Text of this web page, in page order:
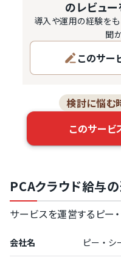
版・パッケージ版の3つ
応ができるAPI導入もで
加えてクラウド版とサブ
のレビュー
導入や運用の経験をも
聞
このサー
検討に悩む
このサービ
PCAクラウド給与
サービスを運営するピー
会社名 ピー・シ